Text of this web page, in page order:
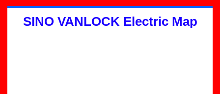
SINO VANLOCK Electric Map